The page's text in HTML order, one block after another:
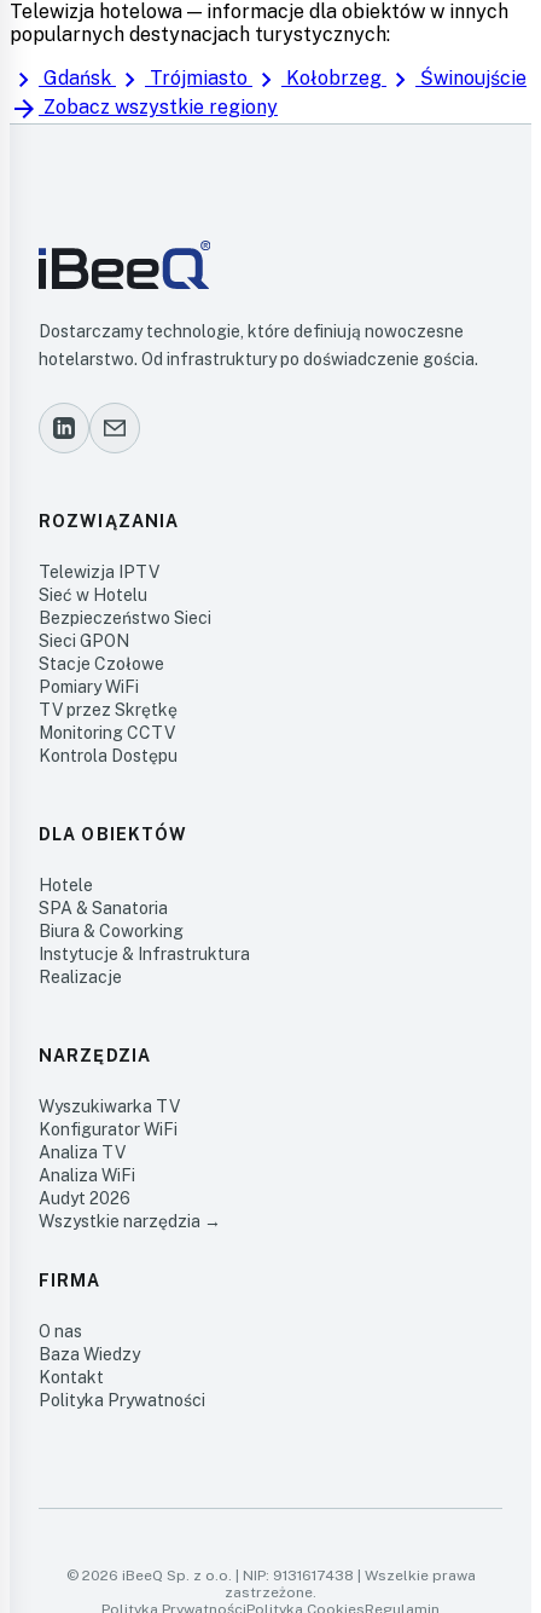
Telewizja hotelowa — informacje dla obiektów w innych
popularnych destynacjach turystycznych:
chevron_right Gdańsk chevron_right Trójmiasto chevron_right Kołobrzeg chevron_right Świnoujście
arrow_forward Zobacz wszystkie regiony
Dostarczamy technologie, które definiują nowoczesne
hotelarstwo. Od infrastruktury po doświadczenie gościa.
ROZWIĄZANIA
Telewizja IPTV
Sieć w Hotelu
Bezpieczeństwo Sieci
Sieci GPON
Stacje Czołowe
Pomiary WiFi
TV przez Skrętkę
Monitoring CCTV
Kontrola Dostępu
DLA OBIEKTÓW
Hotele
SPA & Sanatoria
Biura & Coworking
Instytucje & Infrastruktura
Realizacje
NARZĘDZIA
Wyszukiwarka TV
Konfigurator WiFi
Analiza TV
Analiza WiFi
Audyt 2026
Wszystkie narzędzia →
FIRMA
O nas
Baza Wiedzy
Kontakt
Polityka Prywatności
© 2026 iBeeQ Sp. z o.o. | NIP: 9131617438 | Wszelkie prawa
zastrzeżone.
Polityka PrywatnościPolityka CookiesRegulamin